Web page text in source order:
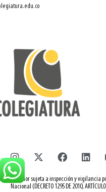
Superior sujeta a inspección y vigilancia
Nacional (DECRETO 1295 DE 2010,